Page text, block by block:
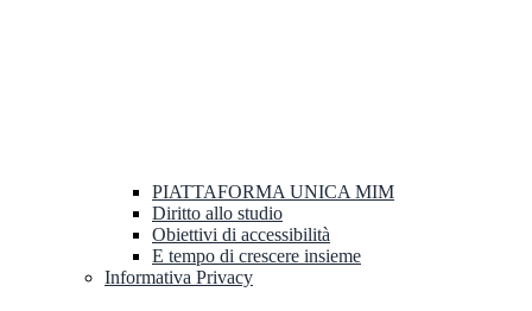
PIATTAFORMA UNICA MIM
Diritto allo studio
Obiettivi di accessibilità
E tempo di crescere insieme
Informativa Privacy